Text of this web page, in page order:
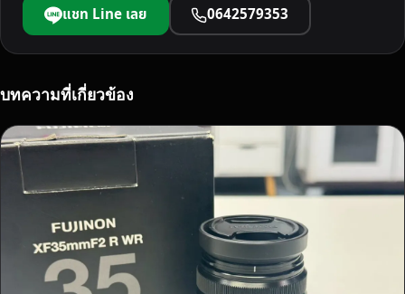
ว
า
ส
า
า
ถึ
ง
ที่
จ่
แชท Line เลย 0642579353
บทความที่เกี่ยวข้อง